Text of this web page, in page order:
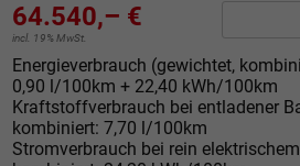
64.540,– €
incl. 19% MwSt.
Energieverbrauch (gewichtet,
0,90 l/100km + 22,40 kWh/100km
Kraftstoffverbrauch bei entladener
kombiniert: 7,70 l/100km
Stromverbrauch bei rein